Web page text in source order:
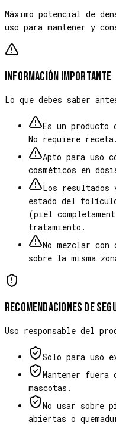
Máximo potencial de
uso para mantener y
Información importante
Lo que debes saber
Es un producto
No requiere receta.
Apto para uso
cosméticos en
Los resultados
estado del
(piel
tratamiento.
No mezclar
sobre la misma
Recomendaciones de
Uso responsable del
Solo para uso
Mantener
mascotas.
No usar sobre
abiertas o